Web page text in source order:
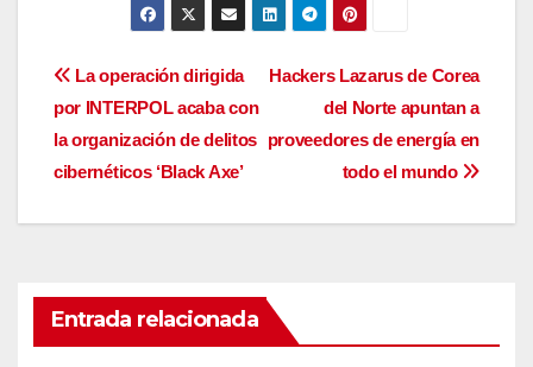
Navegación
de
entradas
Hackers Lazarus de Corea
del Norte apuntan a
proveedores de energía en
todo el mundo
La operación dirigida
por INTERPOL acaba con
la organización de delitos
cibernéticos ‘Black Axe’
Entrada relacionada